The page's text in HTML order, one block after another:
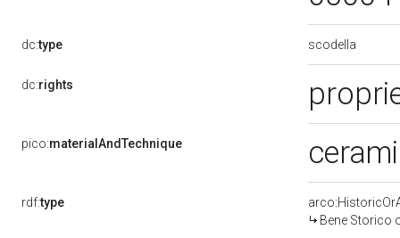
dc:type scodella
dc:rights
pico:materialAndTechnique
rdf:type
Bene Storico